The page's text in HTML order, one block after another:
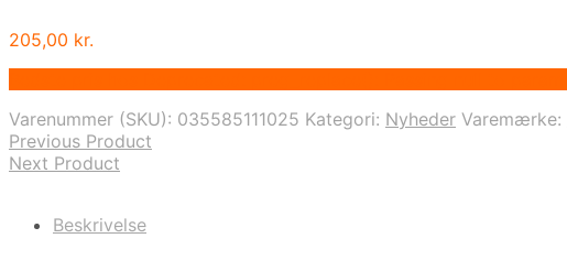
205,00 kr.
Varenummer (SKU): 035585111025 Kategori: Nyheder Varemærke:
Previous Product
Next Product
Beskrivelse